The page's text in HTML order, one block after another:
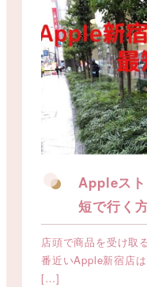
Appleス
短で行く
店頭で商品を受け取
番近いApple新宿店
[…]